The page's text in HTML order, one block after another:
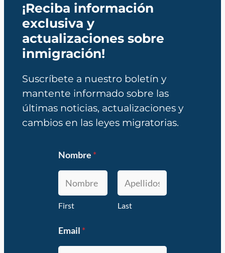
¡Reciba información
exclusiva y
actualizaciones sobre
inmigración!
Suscríbete a nuestro boletín y
mantente informado sobre las
últimas noticias, actualizaciones y
cambios en las leyes migratorias.
Nombre *
First Last
Email *